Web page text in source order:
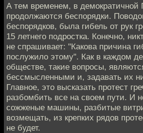
А тем временем, в демократичной
продолжаются беспорядки.
беспорядков, была гибель от рук
15 летнего подростка. Конечно,
не спрашивает: "Какова причина
послужило этому". Как в каждом
обществе, такие вопросы,
бессмысленными и, задавать их
Главное, это высказать протест
разбомбить все на своем пути. И
сожженые машины, разбитые
возмещать, из крепких рядов
не будет.